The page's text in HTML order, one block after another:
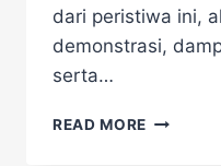
dari peristiwa ini,
demonstrasi,
serta…
READ MORE DEMO